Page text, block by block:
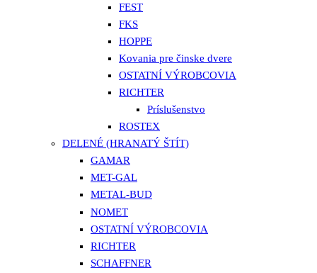
FEST
FKS
HOPPE
Kovania pre činske dvere
OSTATNÍ VÝROBCOVIA
RICHTER
Príslušenstvo
ROSTEX
DELENÉ (HRANATÝ ŠTÍT)
GAMAR
MET-GAL
METAL-BUD
NOMET
OSTATNÍ VÝROBCOVIA
RICHTER
SCHAFFNER